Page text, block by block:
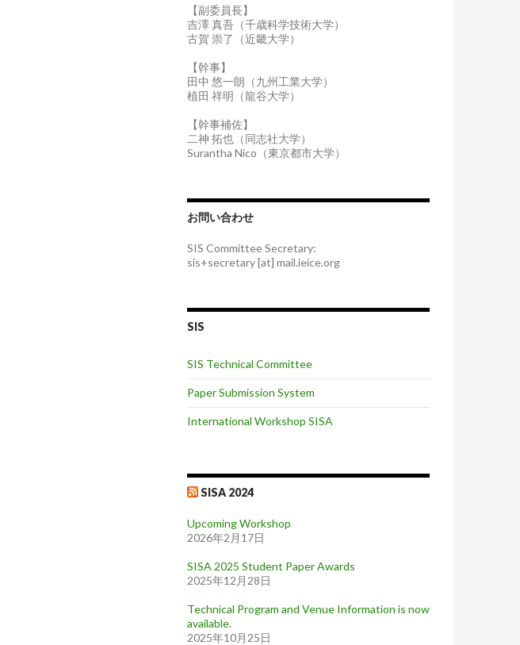
【副委員長】
吉澤 真吾（千歳科学技術大学）
古賀 崇了（近畿大学）
【幹事】
田中 悠一朗（九州工業大学）
植田 祥明（龍谷大学）
【幹事補佐】
二神 拓也（同志社大学）
Surantha Nico（東京都市大学）
お問い合わせ
SIS Committee Secretary:
sis+secretary [at] mail.ieice.org
SIS
SIS Technical Committee
Paper Submission System
International Workshop SISA
SISA 2024
Upcoming Workshop
2026年2月17日
SISA 2025 Student Paper Awards
2025年12月28日
Technical Program and Venue Information is now
available.
2025年10月25日